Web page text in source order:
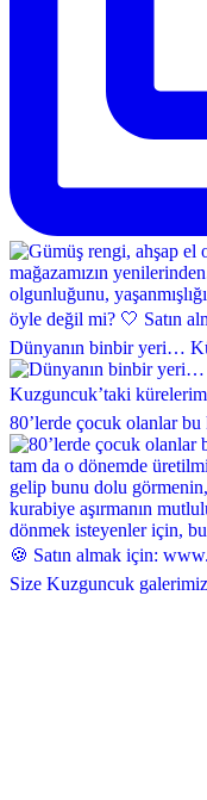
Dünyanın binbir yeri…
80’lerde çocuk olanlar bu
Size Kuzguncuk